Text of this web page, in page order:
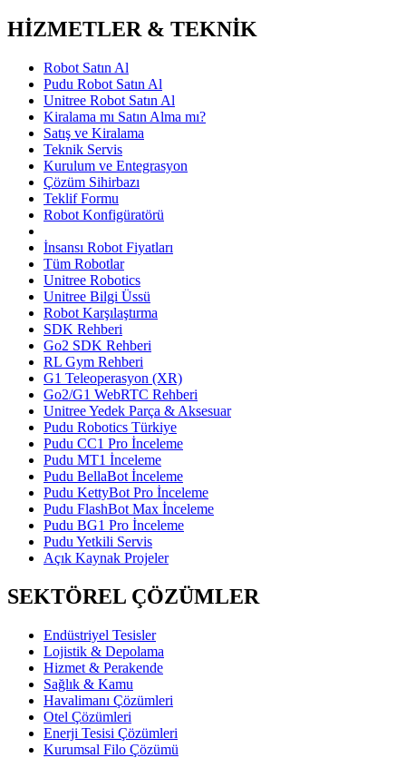
HİZMETLER & TEKNİK
Robot Satın Al
Pudu Robot Satın Al
Unitree Robot Satın Al
Kiralama mı Satın Alma mı?
Satış ve Kiralama
Teknik Servis
Kurulum ve Entegrasyon
Çözüm Sihirbazı
Teklif Formu
Robot Konfigüratörü
İnsansı Robot Fiyatları
Tüm Robotlar
Unitree Robotics
Unitree Bilgi Üssü
Robot Karşılaştırma
SDK Rehberi
Go2 SDK Rehberi
RL Gym Rehberi
G1 Teleoperasyon (XR)
Go2/G1 WebRTC Rehberi
Unitree Yedek Parça & Aksesuar
Pudu Robotics Türkiye
Pudu CC1 Pro İnceleme
Pudu MT1 İnceleme
Pudu BellaBot İnceleme
Pudu KettyBot Pro İnceleme
Pudu FlashBot Max İnceleme
Pudu BG1 Pro İnceleme
Pudu Yetkili Servis
Açık Kaynak Projeler
SEKTÖREL ÇÖZÜMLER
Endüstriyel Tesisler
Lojistik & Depolama
Hizmet & Perakende
Sağlık & Kamu
Havalimanı Çözümleri
Otel Çözümleri
Enerji Tesisi Çözümleri
Kurumsal Filo Çözümü